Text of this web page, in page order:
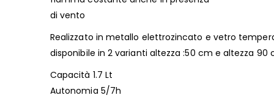
di vento
Realizzato in metallo elettrozincato e vetro
disponibile in 2 varianti altezza :50 cm e altezza 90
Capacità 1.7 Lt
Autonomia 5/7h